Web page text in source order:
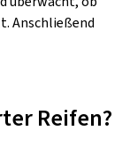
Anschließend
Reifen?